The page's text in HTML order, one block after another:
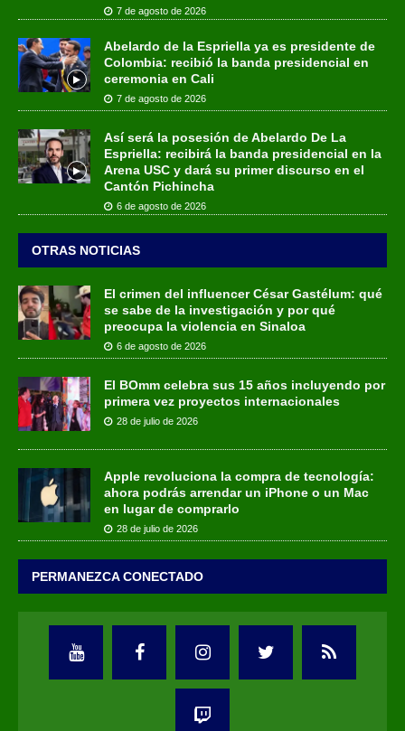
7 de agosto de 2026
Abelardo de la Espriella ya es presidente de
Colombia: recibió la banda presidencial en
ceremonia en Cali
7 de agosto de 2026
Así será la posesión de Abelardo De La
Espriella: recibirá la banda presidencial en la
Arena USC y dará su primer discurso en el
Cantón Pichincha
6 de agosto de 2026
OTRAS NOTICIAS
El crimen del influencer César Gastélum: qué
se sabe de la investigación y por qué
preocupa la violencia en Sinaloa
6 de agosto de 2026
El BOmm celebra sus 15 años incluyendo por
primera vez proyectos internacionales
28 de julio de 2026
Apple revoluciona la compra de tecnología:
ahora podrás arrendar un iPhone o un Mac
en lugar de comprarlo
28 de julio de 2026
PERMANEZCA CONECTADO